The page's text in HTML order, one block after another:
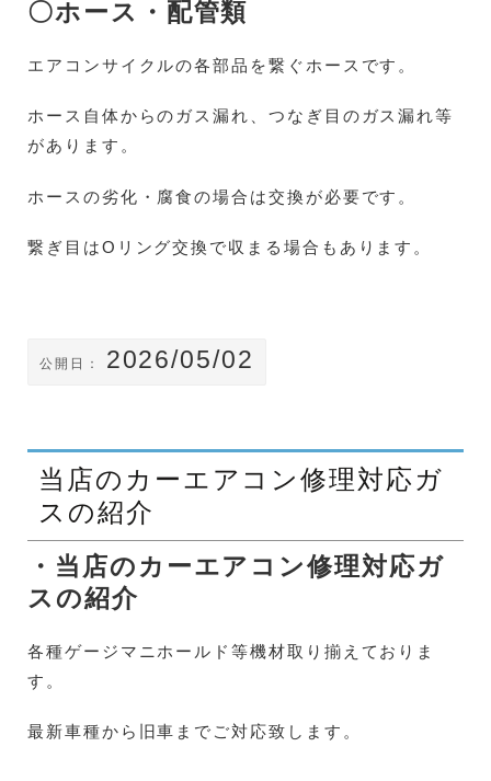
〇ホース・配管類
エアコンサイクルの各部品を繋ぐホースです。
ホース自体からのガス漏れ、つなぎ目のガス漏れ等
があります。
ホースの劣化・腐食の場合は交換が必要です。
繋ぎ目はOリング交換で収まる場合もあります。
公開日： 2026/05/02
当店のカーエアコン修理対応ガ
スの紹介
・当店のカーエアコン修理対応ガ
スの紹介
各種ゲージマニホールド等機材取り揃えておりま
す。
最新車種から旧車までご対応致します。